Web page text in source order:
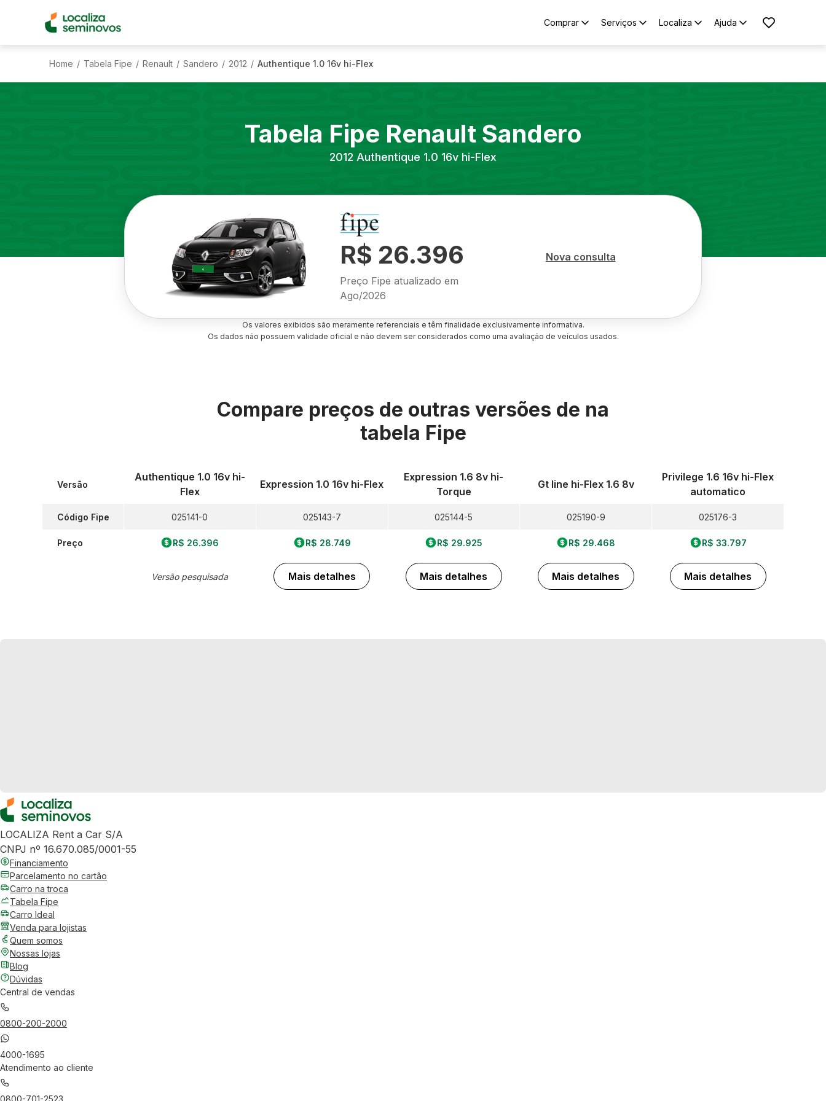
Comprar Serviços Localiza Ajuda
Home / Tabela Fipe / Renault / Sandero / 2012 / Authentique 1.0 16v hi-Flex
Tabela Fipe Renault Sandero
2012 Authentique 1.0 16v hi-Flex
R$ 26.396
Preço Fipe atualizado em
Ago/2026
Nova consulta
Os valores exibidos são meramente referenciais e têm finalidade exclusivamente informativa.
Os dados não possuem validade oficial e não devem ser considerados como uma avaliação de veículos usados.
Compare preços de outras versões de na
tabela Fipe
Versão
Código Fipe
Preço
Authentique 1.0 16v hi-
Flex
025141-0
R$ 26.396
Versão pesquisada
Expression 1.0 16v hi-Flex
025143-7
R$ 28.749
Mais detalhes
Expression 1.6 8v hi-
Torque
025144-5
R$ 29.925
Mais detalhes
Gt line hi-Flex 1.6 8v
025190-9
R$ 29.468
Mais detalhes
Privilege 1.6 16v hi-Flex
automatico
025176-3
R$ 33.797
Mais detalhes
LOCALIZA Rent a Car S/A
CNPJ nº 16.670.085/0001-55
Financiamento
Parcelamento no cartão
Carro na troca
Tabela Fipe
Carro Ideal
Venda para lojistas
Quem somos
Nossas lojas
Blog
Dúvidas
Central de vendas
0800-200-2000
4000-1695
Atendimento ao cliente
0800-701-2523